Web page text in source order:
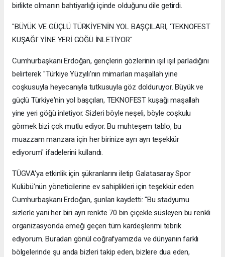
birlikte olmanın bahtiyarlığı içinde olduğunu dile getirdi.
"BÜYÜK VE GÜÇLÜ TÜRKİYE'NİN YOL BAŞÇILARI, 'TEKNOFEST
KUŞAĞI' YİNE YERİ GÖĞÜ İNLETİYOR"
Cumhurbaşkanı Erdoğan, gençlerin gözlerinin ışıl ışıl parladığını
belirterek "Türkiye Yüzyılı'nın mimarları maşallah yine
coşkusuyla heyecanıyla tutkusuyla göz dolduruyor. Büyük ve
güçlü Türkiye'nin yol başçıları, TEKNOFEST kuşağı maşallah
yine yeri göğü inletiyor. Sizleri böyle neşeli, böyle coşkulu
görmek bizi çok mutlu ediyor. Bu muhteşem tablo, bu
muazzam manzara için her birinize ayrı ayrı teşekkür
ediyorum" ifadelerini kullandı.
TÜGVA'ya etkinlik için şükranlarını iletip Galatasaray Spor
Kulübü'nün yöneticilerine ev sahiplikleri için teşekkür eden
Cumhurbaşkanı Erdoğan, şunları kaydetti: "Bu stadyumu
sizlerle yani her biri ayrı renkte 70 bin çiçekle süsleyen bu renkli
organizasyonda emeği geçen tüm kardeşlerimi tebrik
ediyorum. Buradan gönül coğrafyamızda ve dünyanın farklı
bölgelerinde şu anda bizleri takip eden, bizlere dua eden,